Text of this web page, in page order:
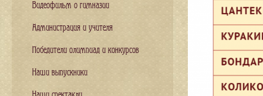
Видеофильм о гимназии
Администрация и учителя
Победители олимпиад и конкурсов
Наши выпускники